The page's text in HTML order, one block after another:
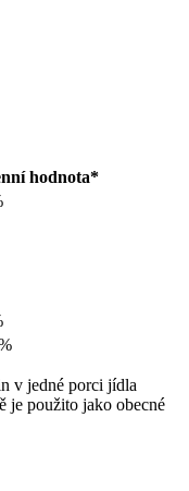
hodnota*
v jedné porci jídla
je použito jako obecné